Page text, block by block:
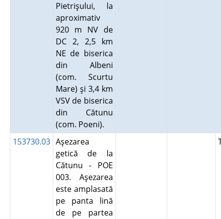
Pietrişului, la
aproximativ
920 m NV de
DC 2, 2,5 km
NE de biserica
din Albeni
(com. Scurtu
Mare) şi 3,4 km
VSV de biserica
din Cătunu
(com. Poeni).
153730.03 Aşezarea
getică de la
Cătunu - POE
003. Aşezarea
este amplasată
pe panta lină
de pe partea